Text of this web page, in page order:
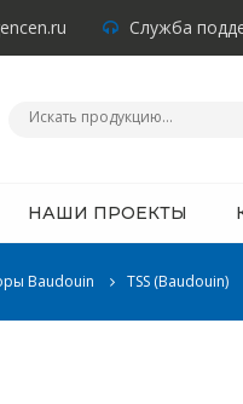
Служба
НАШИ ПРОЕКТЫ
Baudouin TSS (Baudouin)